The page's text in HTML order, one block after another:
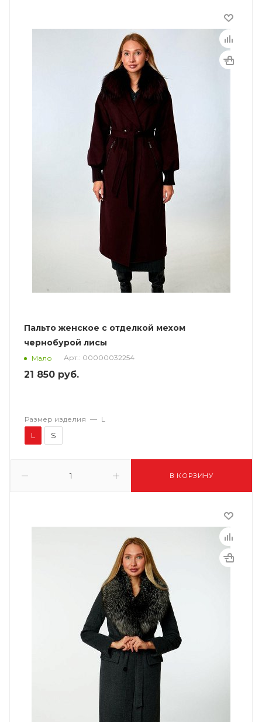
Пальто женское с отделкой мехом
чернобурой лисы
Мало Арт.: 00000032254
21 850 руб.
В КОРЗИНУ
Размер изделия — L
L S